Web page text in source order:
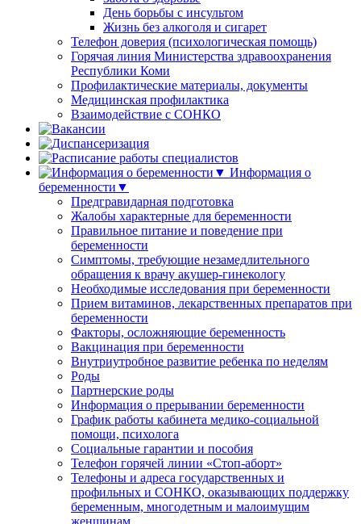
День борьбы с инсультом
Жизнь без алкоголя и сигарет
Телефон доверия (психологическая помощь)
Горячая линия Министерства здравоохранения
Республики Коми
Профилактические материалы, документы
Медицинская профилактика
Взаимодействие с СОНКО
Информация о
беременности▼
Предгравидарная подготовка
Жалобы характерные для беременности
Правильное питание и поведение при
беременности
Симптомы, требующие незамедлительного
обращения к врачу акушер-гинекологу
Необходимые исследования при беременности
Прием витаминов, лекарственных препаратов при
беременности
Факторы, осложняющие беременность
Вакцинация при беременности
Внутриутробное развитие ребенка по неделям
Роды
Партнерские роды
Информация о прерывании беременности
График работы кабинета медико-социальной
помощи, психолога
Социальные гарантии и пособия
Телефон горячей линии «Стоп-аборт»
Телефоны и адреса государственных и
профильных и СОНКО, оказывающих поддержку
беременным, многодетным и малоимущим
женщинам